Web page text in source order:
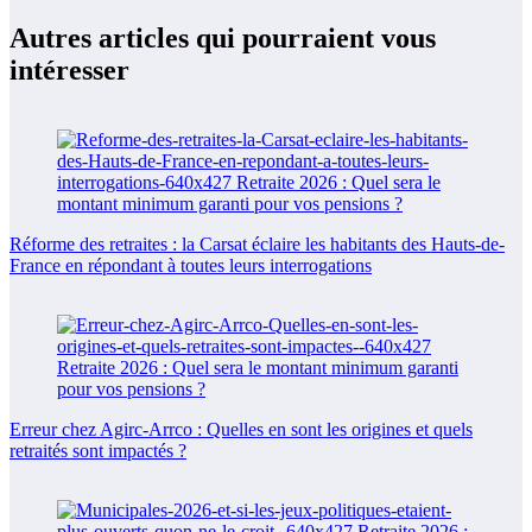
Autres articles qui pourraient vous
intéresser
Réforme des retraites : la Carsat éclaire les habitants des Hauts-de-
France en répondant à toutes leurs interrogations
Erreur chez Agirc-Arrco : Quelles en sont les origines et quels
retraités sont impactés ?